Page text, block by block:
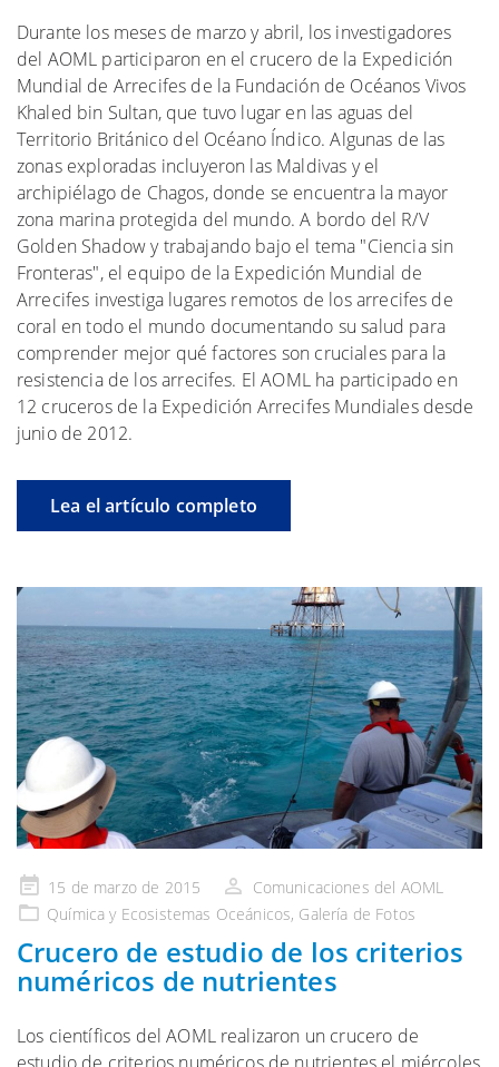
Durante los meses de marzo y abril, los investigadores
del AOML participaron en el crucero de la Expedición
Mundial de Arrecifes de la Fundación de Océanos Vivos
Khaled bin Sultan, que tuvo lugar en las aguas del
Territorio Británico del Océano Índico. Algunas de las
zonas exploradas incluyeron las Maldivas y el
archipiélago de Chagos, donde se encuentra la mayor
zona marina protegida del mundo. A bordo del R/V
Golden Shadow y trabajando bajo el tema "Ciencia sin
Fronteras", el equipo de la Expedición Mundial de
Arrecifes investiga lugares remotos de los arrecifes de
coral en todo el mundo documentando su salud para
comprender mejor qué factores son cruciales para la
resistencia de los arrecifes. El AOML ha participado en
12 cruceros de la Expedición Arrecifes Mundiales desde
junio de 2012.
Lea el artículo completo
Publicado
en
15 de marzo de 2015
Comunicaciones del AOML
Química y Ecosistemas Oceánicos, Galería de Fotos
Crucero de estudio de los criterios
numéricos de nutrientes
Los científicos del AOML realizaron un crucero de